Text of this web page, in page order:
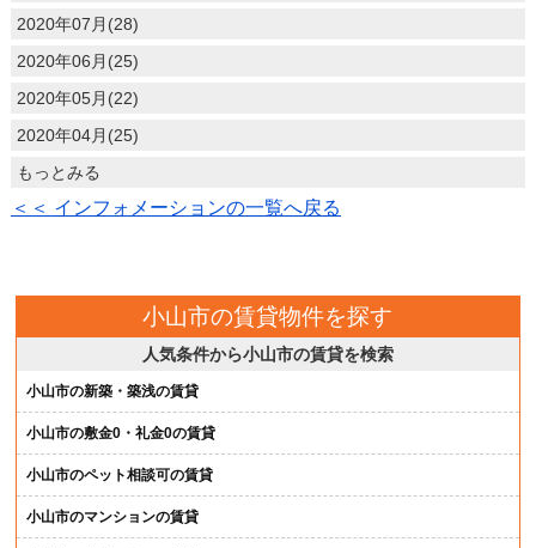
2020年07月(28)
2020年06月(25)
2020年05月(22)
2020年04月(25)
もっとみる
＜＜ インフォメーションの一覧へ戻る
小山市の賃貸物件を探す
人気条件から小山市の賃貸を検索
小山市の新築・築浅の賃貸
小山市の敷金0・礼金0の賃貸
小山市のペット相談可の賃貸
小山市のマンションの賃貸